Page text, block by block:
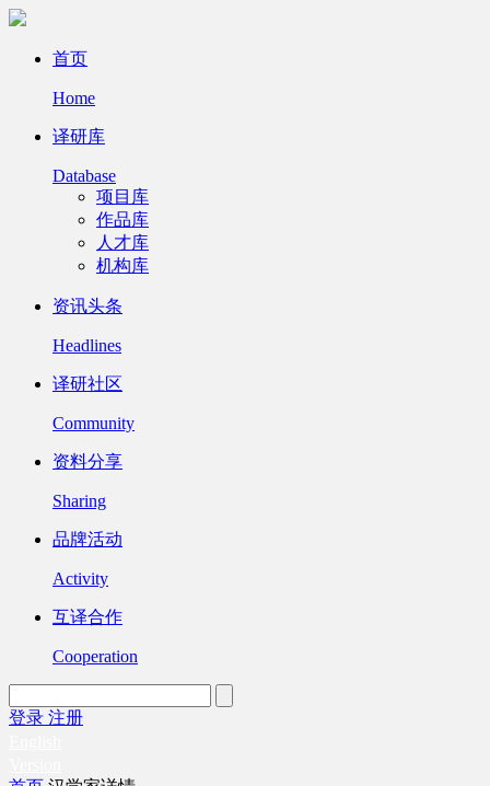
首页
Home
译研库
Database
项目库
作品库
人才库
机构库
资讯头条
Headlines
译研社区
Community
资料分享
Sharing
品牌活动
Activity
互译合作
Cooperation
登录 注册